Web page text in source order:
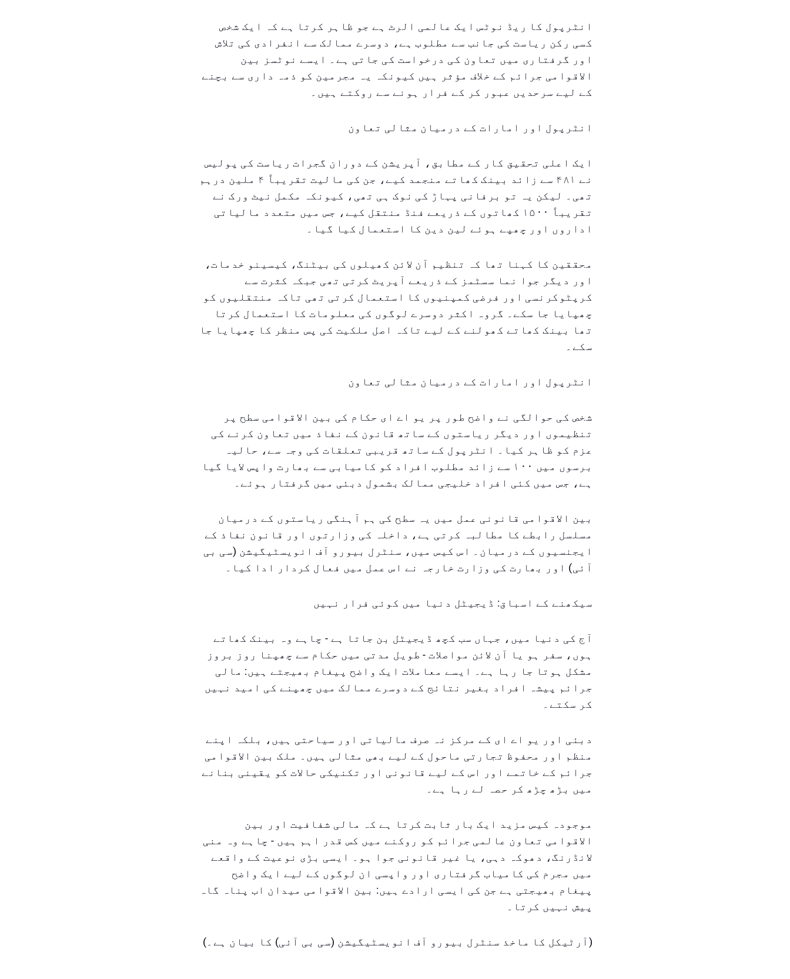
انٹرپول کا ریڈ نوٹس ایک عالمی الرٹ ہے جو ظاہر کرتا ہے کہ ایک شخص
کسی رکن ریاست کی جانب سے مطلوب ہے، دوسرے ممالک سے انفرادی کی تلاش
اور گرفتاری میں تعاون کی درخواست کی جاتی ہے۔ ایسے نوٹسز بین
الاقوامی جرائم کے خلاف مؤثر ہیں کیونکہ یہ مجرمین کو ذمہ داری سے بچنے
کے لیے سرحدیں عبور کر کے فرار ہونے سے روکتے ہیں۔
انٹرپول اور امارات کے درمیان مثالی تعاون
ایک اعلی تحقیق کار کے مطابق، آپریشن کے دوران گجرات ریاست کی پولیس
نے ۴۸۱ سے زائد بینک کھاتے منجمد کیے، جن کی مالیت تقریباً ۴ ملین درہم
تھی۔ لیکن یہ تو برفانی پہاڑ کی نوک ہی تھی، کیونکہ مکمل نیٹ ورک نے
تقریباً ۱۵۰۰ کھاتوں کے ذریعے فنڈ منتقل کیے، جس میں متعدد مالیاتی
اداروں اور چھپے ہوئے لین دین کا استعمال کیا گیا۔
محققین کا کہنا تھا کہ تنظیم آن لائن کھیلوں کی بیٹنگ، کیسینو خدمات،
اور دیگر جوا نما سسٹمز کے ذریعے آپریٹ کرتی تھی جبکہ کثرت سے
کرپٹوکرنسی اور فرضی کمپنیوں کا استعمال کرتی تھی تاکہ منتقلیوں کو
چھپایا جا سکے۔ گروہ اکثر دوسرے لوگوں کی معلومات کا استعمال کرتا
تھا بینک کھاتے کھولنے کے لیے تاکہ اصل ملکیت کی پس منظر کا چھپایا جا
سکے۔
انٹرپول اور امارات کے درمیان مثالی تعاون
شخص کی حوالگی نے واضح طور پر یو اے ای حکام کی بین الاقوامی سطح پر
تنظیموں اور دیگر ریاستوں کے ساتھ قانون کے نفاذ میں تعاون کرنے کی
عزم کو ظاہر کیا۔ انٹرپول کے ساتھ قریبی تعلقات کی وجہ سے، حالیہ
برسوں میں ۱۰۰ سے زائد مطلوب افراد کو کامیابی سے بھارت واپس لایا گیا
ہے، جس میں کئی افراد خلیجی ممالک بشمول دبئی میں گرفتار ہوئے۔
بین الاقوامی قانونی عمل میں یہ سطح کی ہم آہنگی ریاستوں کے درمیان
مسلسل رابطے کا مطالبہ کرتی ہے، داخلہ کی وزارتوں اور قانون نفاذ کے
ایجنسیوں کے درمیان۔ اس کیس میں، سنٹرل بیورو آف انویسٹیگیشن (سی بی
آئی) اور بھارت کی وزارت خارجہ نے اس عمل میں فعال کردار ادا کیا۔
سیکھنے کے اسباق: ڈیجیٹل دنیا میں کوئی فرار نہیں
آج کی دنیا میں، جہاں سب کچھ ڈیجیٹل بن جاتا ہے - چاہے وہ بینک کھاتے
ہوں، سفر ہو یا آن لائن مواصلات - طویل مدتی میں حکام سے چھپنا روز بروز
مشکل ہوتا جا رہا ہے۔ ایسے معاملات ایک واضح پیغام بھیجتے ہیں: مالی
جرائم پیشہ افراد بغیر نتائج کے دوسرے ممالک میں چھپنے کی امید نہیں
کر سکتے۔
دبئی اور یو اے ای کے مرکز نہ صرف مالیاتی اور سیاحتی ہیں، بلکہ اپنے
منظم اور محفوظ تجارتی ماحول کے لیے بھی مثالی ہیں۔ ملک بین الاقوامی
جرائم کے خاتمے اور اس کے لیے قانونی اور تکنیکی حالات کو یقینی بنانے
میں بڑھ چڑھ کر حصہ لے رہا ہے۔
موجودہ کیس مزید ایک بار ثابت کرتا ہے کہ مالی شفافیت اور بین
الاقوامی تعاون عالمی جرائم کو روکنے میں کس قدر اہم ہیں - چاہے وہ منی
لانڈرنگ، دھوکہ دہی، یا غیر قانونی جوا ہو۔ ایسی بڑی نوعیت کے واقعے
میں مجرم کی کامیاب گرفتاری اور واپسی ان لوگوں کے لیے ایک واضح
پیغام بھیجتی ہے جن کی ایسی ارادے ہیں: بین الاقوامی میدان اب پناہ گاہ
پیش نہیں کرتا۔
(آرٹیکل کا ماخذ سنٹرل بیورو آف انویسٹیگیشن (سی بی آئی) کا بیان ہے۔)